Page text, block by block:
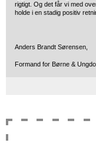
rigtigt. Og det får vi med
holde i en stadig positiv
Anders Brandt Sørensen,
Formand for Børne &